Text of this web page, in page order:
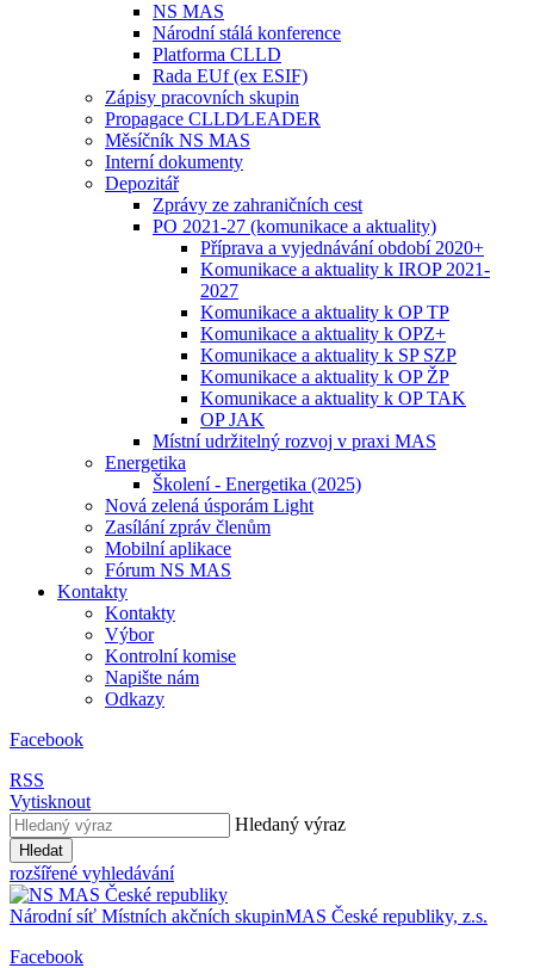
NS MAS
Národní stálá konference
Platforma CLLD
Rada EUf (ex ESIF)
Zápisy pracovních skupin
Propagace CLLD⁄LEADER
Měsíčník NS MAS
Interní dokumenty
Depozitář
Zprávy ze zahraničních cest
PO 2021-27 (komunikace a aktuality)
Příprava a vyjednávání období 2020+
Komunikace a aktuality k IROP 2021-
2027
Komunikace a aktuality k OP TP
Komunikace a aktuality k OPZ+
Komunikace a aktuality k SP SZP
Komunikace a aktuality k OP ŽP
Komunikace a aktuality k OP TAK
OP JAK
Místní udržitelný rozvoj v praxi MAS
Energetika
Školení - Energetika (2025)
Nová zelená úsporám Light
Zasílání zpráv členům
Mobilní aplikace
Fórum NS MAS
Kontakty
Kontakty
Výbor
Kontrolní komise
Napište nám
Odkazy
Facebook
RSS
Vytisknout
Hledaný výraz
Hledat
rozšířené vyhledávání
Národní síť Místních akčních skupinMAS České republiky, z.s.
Facebook